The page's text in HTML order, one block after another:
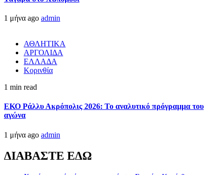
1 μήνα ago admin
ΑΘΛΗΤΙΚΑ
ΑΡΓΟΛΙΔΑ
ΕΛΛΑΔΑ
Κορινθία
1 min read
ΕΚΟ Ράλλυ Ακρόπολις 2026: Το αναλυτικό πρόγραμμα του
αγώνα
1 μήνα ago admin
ΔΙΑΒΑΣΤΕ ΕΔΩ